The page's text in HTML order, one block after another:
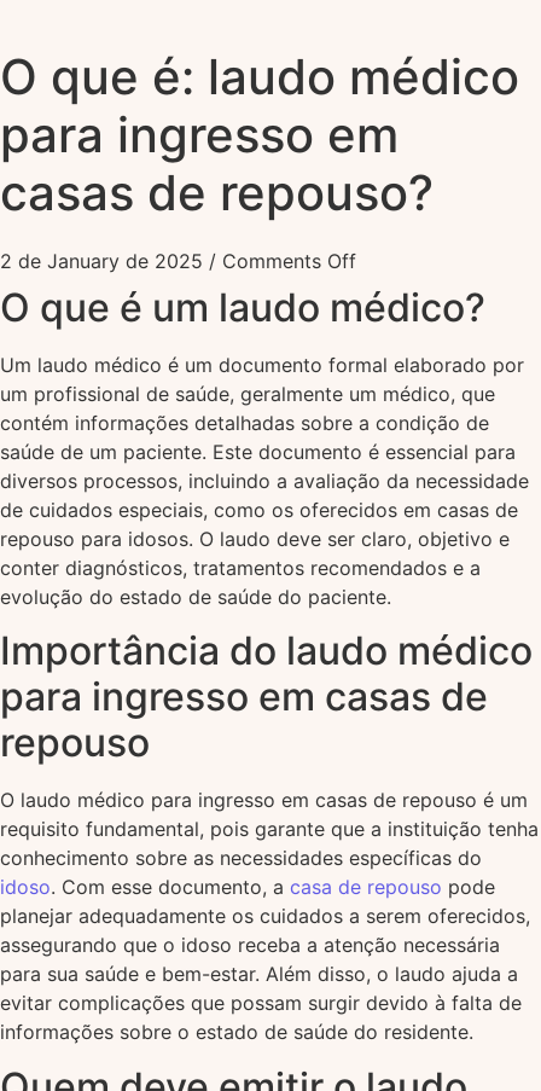
O que é: laudo médico
para ingresso em
casas de repouso?
2 de January de 2025 / Comments Off
O que é um laudo médico?
Um laudo médico é um documento formal elaborado por
um profissional de saúde, geralmente um médico, que
contém informações detalhadas sobre a condição de
saúde de um paciente. Este documento é essencial para
diversos processos, incluindo a avaliação da necessidade
de cuidados especiais, como os oferecidos em casas de
repouso para idosos. O laudo deve ser claro, objetivo e
conter diagnósticos, tratamentos recomendados e a
evolução do estado de saúde do paciente.
Importância do laudo médico
para ingresso em casas de
repouso
O laudo médico para ingresso em casas de repouso é um
requisito fundamental, pois garante que a instituição tenha
conhecimento sobre as necessidades específicas do
idoso. Com esse documento, a casa de repouso pode
planejar adequadamente os cuidados a serem oferecidos,
assegurando que o idoso receba a atenção necessária
para sua saúde e bem-estar. Além disso, o laudo ajuda a
evitar complicações que possam surgir devido à falta de
informações sobre o estado de saúde do residente.